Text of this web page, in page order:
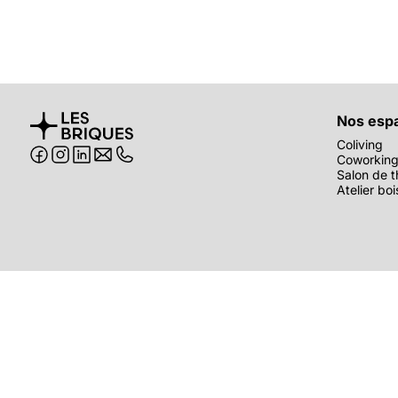
Nos
Coliving
Coworking
Salon de
Atelier